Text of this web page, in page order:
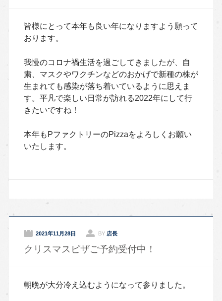
皆様にとって本年も良い年になりますよう願って
おります。
我慢のコロナ禍生活を過ごしてきましたが、自
粛、マスクやワクチンなどのおかげで新種の株が
生まれても感染が落ち着いているように思えま
す。平凡で楽しい日常が訪れる2022年にして行
きたいですね！
本年もPファクトリーのPizzaをよろしくお願い
いたします。
2021年11月28日 BY 店長
クリスマスピザご予約受付中！
朝晩が大分冷え込むようになって参りました。